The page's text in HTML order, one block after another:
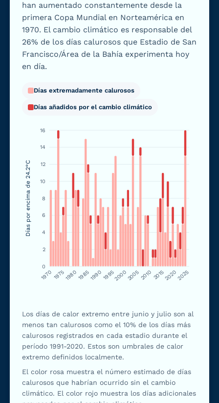
han aumentado constantemente desde la
primera Copa Mundial en Norteamérica en
1970. El cambio climático es responsable del
26% de los días calurosos que Estadio de San
Francisco/Área de la Bahía experimenta hoy
en día.
Días extremadamente calurosos
Días añadidos por el cambio climático
1970 19751980198519901995200020052010 201520202025
0
2
4
6
8
10
12
14
16
Días por encima de 24.2°C
Los días de calor extremo entre junio y julio son al
menos tan calurosos como el 10% de los días más
calurosos registrados en cada estadio durante el
período 1991-2020. Estos son umbrales de calor
extremo definidos localmente.
El color rosa muestra el número estimado de días
calurosos que habrían ocurrido sin el cambio
climático. El color rojo muestra los días adicionales